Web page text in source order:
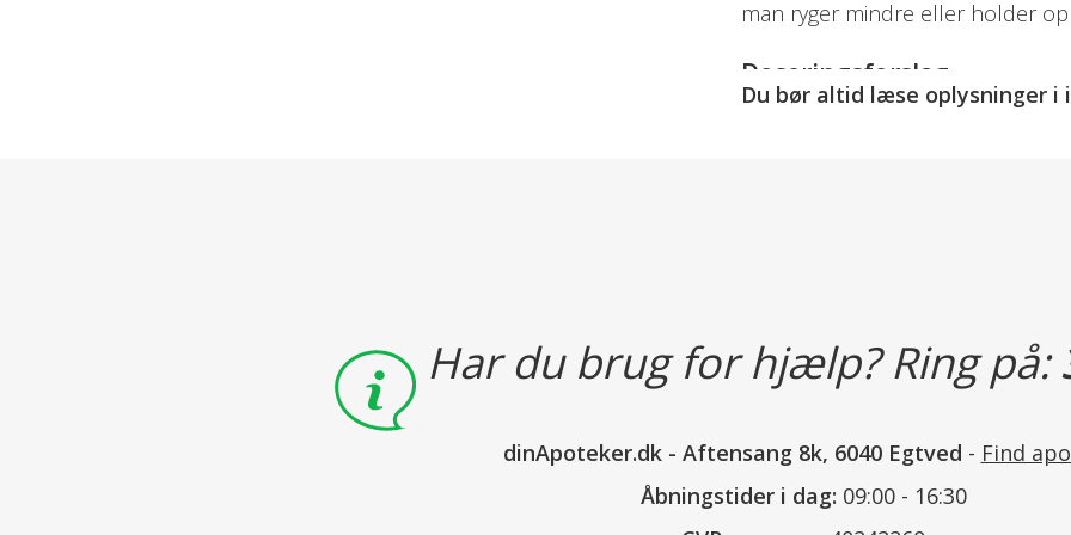
man ryger mindre eller holder op
Doseringsforslag
Rygereduktion:
Kan anvendes mellem
Der anvendes 1-2 pust
efter behandlingsstart.
Du bør altid læse oplysninger i
Har du brug for hjælp? Ring på:
dinApoteker.dk- Aftensang 8k, 6040 Egtved - Find
Åbningstider i dag: 09:00 - 16:30